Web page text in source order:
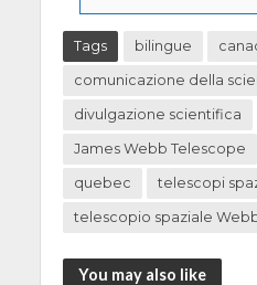
Tags bilingue
comunicazione della
divulgazione scientifica
James Webb Telescope
quebec telescopi
telescopio spaziale
You may also like